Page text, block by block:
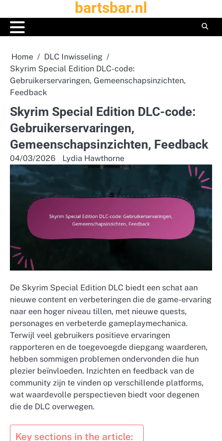
to
content
bartsbar.nl
Home
DLC Inwisseling
Skyrim Special Edition DLC-code:
Gebruikerservaringen, Gemeenschapsinzichten,
Feedback
Skyrim Special Edition DLC-code:
Gebruikerservaringen,
Gemeenschapsinzichten, Feedback
04/03/2026 Lydia Hawthorne
De Skyrim Special Edition DLC biedt een schat aan
nieuwe content en verbeteringen die de game-ervaring
naar een hoger niveau tillen, met nieuwe quests,
personages en verbeterde gameplaymechanica.
Terwijl veel gebruikers positieve ervaringen
rapporteren en de toegevoegde diepgang waarderen,
hebben sommigen problemen ondervonden die hun
plezier beïnvloeden. Inzichten en feedback van de
community zijn te vinden op verschillende platforms,
wat waardevolle perspectieven biedt voor degenen
die de DLC overwegen.
Key sections in the article: